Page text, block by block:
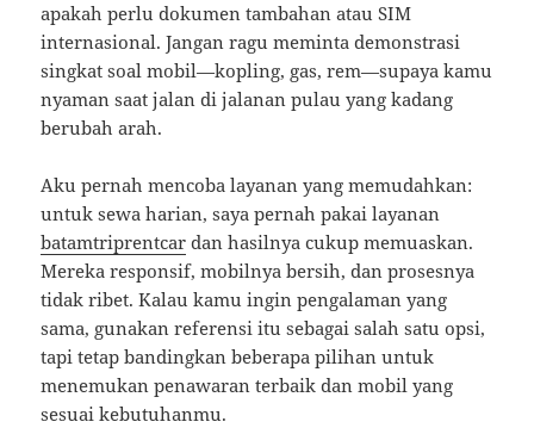
apakah perlu dokumen tambahan atau SIM
internasional. Jangan ragu meminta demonstrasi
singkat soal mobil—kopling, gas, rem—supaya kamu
nyaman saat jalan di jalanan pulau yang kadang
berubah arah.
Aku pernah mencoba layanan yang memudahkan:
untuk sewa harian, saya pernah pakai layanan
batamtriprentcar dan hasilnya cukup memuaskan.
Mereka responsif, mobilnya bersih, dan prosesnya
tidak ribet. Kalau kamu ingin pengalaman yang
sama, gunakan referensi itu sebagai salah satu opsi,
tapi tetap bandingkan beberapa pilihan untuk
menemukan penawaran terbaik dan mobil yang
sesuai kebutuhanmu.